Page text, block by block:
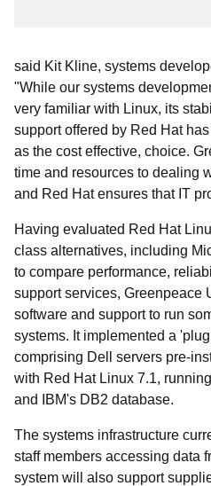
said Kit Kline, systems
"While our systems
very familiar with Linux, its
support offered by Red Hat has
as the cost effective, choice.
time and resources to dealing
and Red Hat ensures that IT
Having evaluated Red Hat
class alternatives, including
to compare performance,
support services, Greenpeace
software and support to run
systems. It implemented a
comprising Dell servers pre-
with Red Hat Linux 7.1,
and IBM's DB2 database.
The systems infrastructure
staff members accessing data
system will also support